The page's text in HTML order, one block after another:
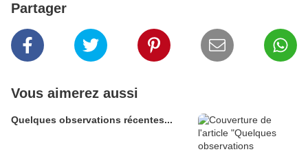
Partager
Vous aimerez aussi
Quelques observations récentes...